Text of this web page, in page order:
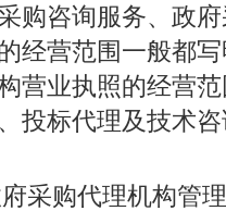
购咨询服务、政
经营范围一般都
营业执照的经营
投标代理及技术
采购代理机构管